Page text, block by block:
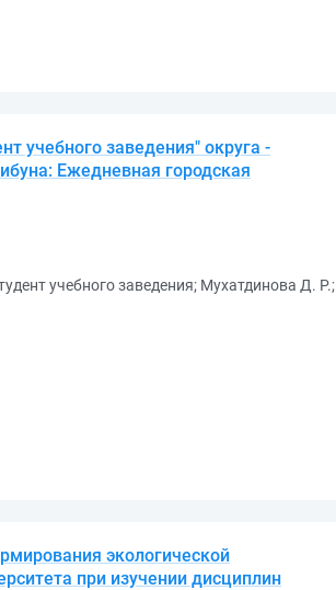
учебного заведения" округа -
Ежедневная городская
учебного заведения; Мухатдинова Д. Р.;
экологической
при изучении дисциплин